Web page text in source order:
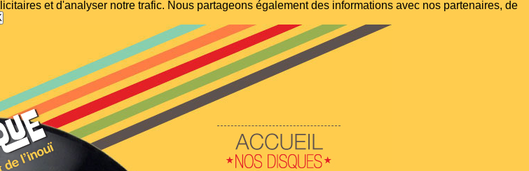
et d'analyser notre trafic. Nous partageons également des informations avec nos partenaires, de